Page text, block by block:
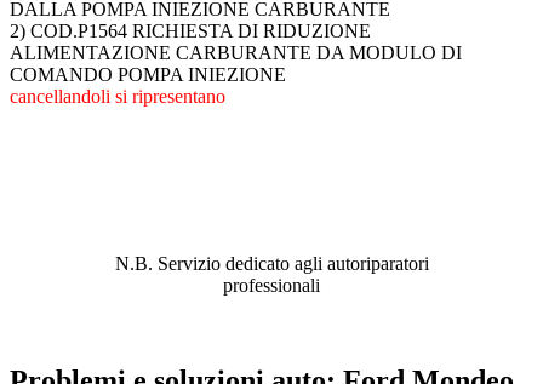
DALLA POMPA INIEZIONE CARBURANTE
2) COD.P1564 RICHIESTA DI RIDUZIONE
ALIMENTAZIONE CARBURANTE DA MODULO DI
COMANDO POMPA INIEZIONE
cancellandoli si ripresentano
N.B. Servizio dedicato agli autoriparatori
professionali